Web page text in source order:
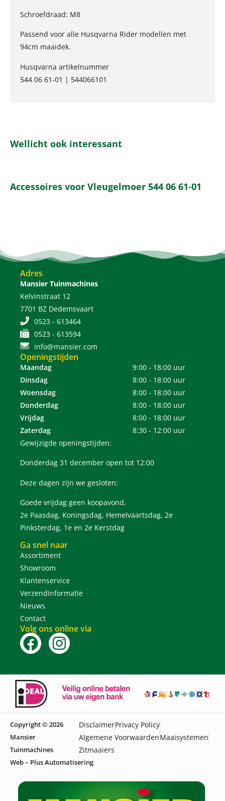
Schroefdraad: M8
Passend voor alle Husqvarna Rider modellen met
94cm maaidek.
Husqvarna artikelnummer
544 06 61-01 | 544066101
Wellicht ook interessant
Accessoires voor Vleugelmoer 544 06 61-01
Adres
Mansier Tuinmachines
Kelvinstraat 12
7701 BZ Dedemsvaart
0523 - 613464
0523 - 613594
info@mansier.com
Openingstijden
Maandag
9:00 - 18:00 uur
Dinsdag
8:00 - 18:00 uur
Woensdag
8:00 - 18:00 uur
Donderdag
8:00 - 18:00 uur
Vrijdag
8:00 - 18:00 uur
Zaterdag
8:30 - 12:00 uur
Gewijzigde openingstijden:
Donderdag 31 december open tot 12:00
Deze dagen zijn we gesloten:
Goede vrijdag geen koopavond,
2e Paasdag, Koningsdag, Hemelvaartsdag, 2e
Pinksterdag, 1e en 2e Kerstdag
Ga snel naar
Assortiment
Showroom
Klantenservice
Verzendinformatie
Nieuws
Contact
Volg ons online via
Copyright © 2026
Mansier
Tuinmachines
DisclaimerPrivacy Policy
Algemene VoorwaardenMaaisystemen
Zitmaaiers
Web – Plus Automatisering